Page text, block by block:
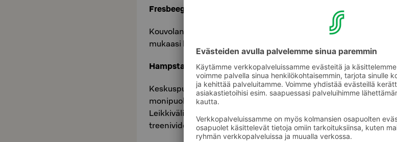
Fresbeegolf
Kouvolan alueella on useita fresbeegolf -ratoja, joten nappaa kiekot
mukaasi hotellireissulle ja suuntaa radalle! Kurkkaa radat
Hampstapuisto
Keskuspuiston uusi leikkipaikka tarjoaa mahdollisuudet
monipuoliseen lasten leikkiin ja liikuntaan kaikenikäisille.
Leikkivälineissä voi myös treenata QR-koodien ja Liikkuva Kouvola-
treenivideoiden avulla.